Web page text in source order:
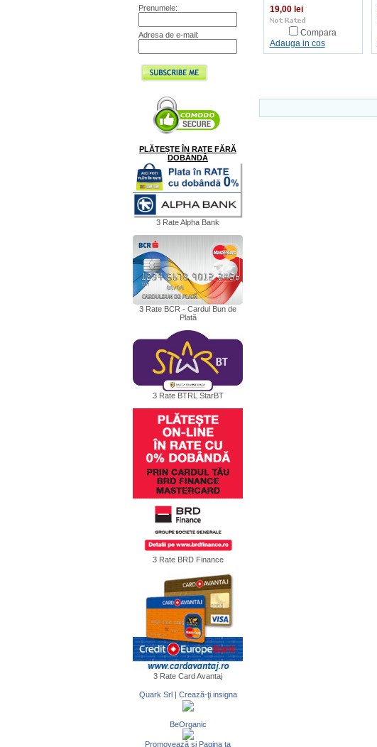
Prenumele:
Adresa de e-mail:
PLĂTEȘTE ÎN RATE FĂRĂ
DOBÂNDĂ
3 Rate Alpha Bank
3 Rate BCR - Cardul Bun de
Plată
3 Rate BTRL StarBT
3 Rate BRD Finance
3 Rate Card Avantaj
Quark Srl| Crează-ţi insigna
BeOrganic
Promovează şi Pagina ta
19,00 lei
Compara
Adauga in cos